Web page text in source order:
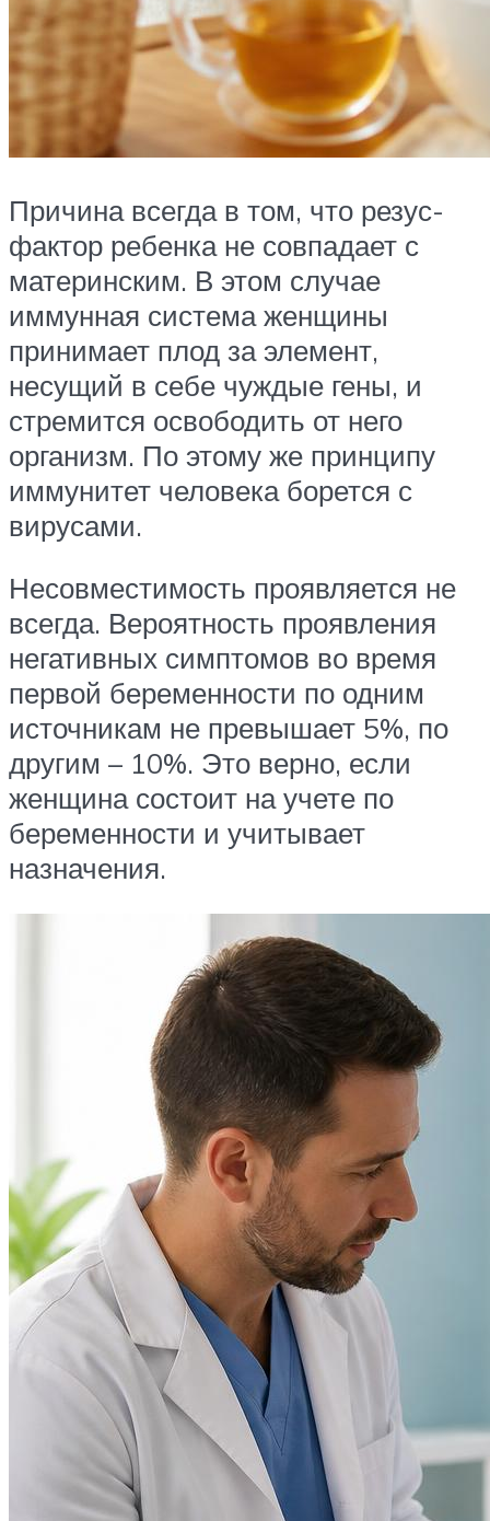
Причина всегда в том, что резус-
фактор ребенка не совпадает с
материнским. В этом случае
иммунная система женщины
принимает плод за элемент,
несущий в себе чуждые гены, и
стремится освободить от него
организм. По этому же принципу
иммунитет человека борется с
вирусами.
Несовместимость проявляется не
всегда. Вероятность проявления
негативных симптомов во время
первой беременности по одним
источникам не превышает 5%, по
другим – 10%. Это верно, если
женщина состоит на учете по
беременности и учитывает
назначения.